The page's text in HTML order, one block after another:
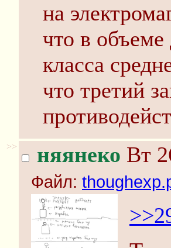
на
что в
класса
что третий
>> няянеко Вт
Файл: